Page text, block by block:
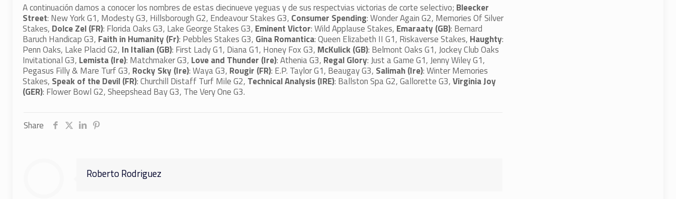
A continuación damos a conocer los nombres de estas diecinueve yeguas y de sus respectvias victorias de corte selectivo; Bleecker
Street: New York G1, Modesty G3, Hillsborough G2, Endeavour Stakes G3, Consumer Spending: Wonder Again G2, Memories Of Silver
Stakes, Dolce Zel (FR): Florida Oaks G3, Lake George Stakes G3, Eminent Victor: Wild Applause Stakes, Emaraaty (GB): Bernard
Baruch Handicap G3, Faith in Humanity (Fr): Pebbles Stakes G3, Gina Romantica: Queen Elizabeth II G1, Riskaverse Stakes, Haughty:
Penn Oaks, Lake Placid G2, In Italian (GB): First Lady G1, Diana G1, Honey Fox G3, McKulick (GB): Belmont Oaks G1, Jockey Club Oaks
Invitational G3, Lemista (Ire): Matchmaker G3, Love and Thunder (Ire): Athenia G3, Regal Glory: Just a Game G1, Jenny Wiley G1,
Pegasus Filly & Mare Turf G3, Rocky Sky (Ire): Waya G3, Rougir (FR): E.P. Taylor G1, Beaugay G3, Salimah (Ire): Winter Memories
Stakes, Speak of the Devil (FR): Churchill Distaff Turf Mile G2, Technical Analysis (IRE): Ballston Spa G2, Gallorette G3,Virginia Joy
(GER): Flower Bowl G2, Sheepshead Bay G3, The Very One G3.
Share
Roberto Rodriguez